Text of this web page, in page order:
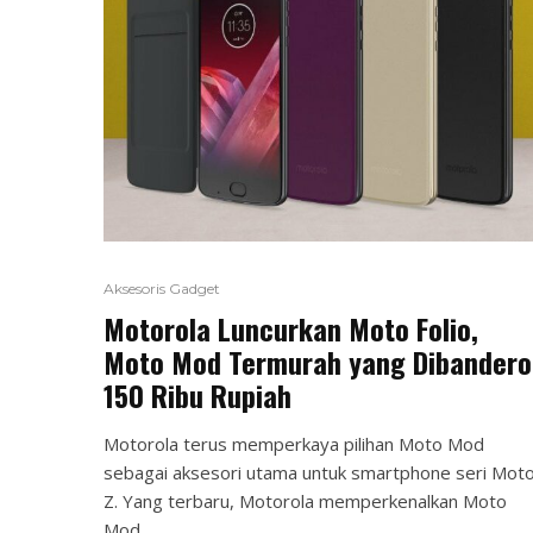
Aksesoris Gadget
Motorola Luncurkan Moto Folio,
Moto Mod Termurah yang
150 Ribu Rupiah
Motorola terus memperkaya pilihan Moto Mod
sebagai aksesori utama untuk smartphone seri
Z. Yang terbaru, Motorola memperkenalkan Moto